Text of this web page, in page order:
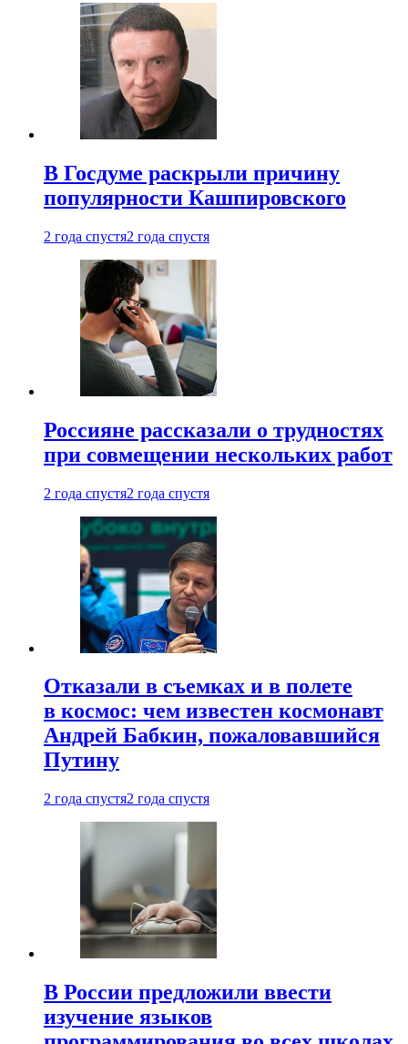
В Госдуме раскрыли причину
популярности Кашпировского
2 года спустя2 года спустя
Россияне рассказали о трудностях
при совмещении нескольких работ
2 года спустя2 года спустя
Отказали в съемках и в полете
в космос: чем известен космонавт
Андрей Бабкин, пожаловавшийся
Путину
2 года спустя2 года спустя
В России предложили ввести
изучение языков